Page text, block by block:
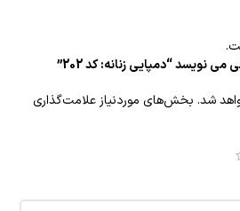
نویسد “دمپایی زنانه: کد 202”
شد. بخش‌های موردنیاز علامت‌گذاری